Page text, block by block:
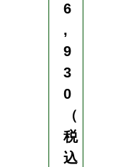
6
,
9
3
0
（
税
込